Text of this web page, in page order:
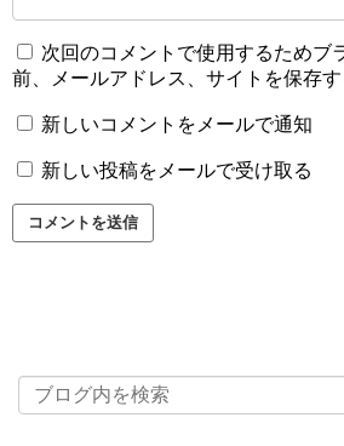
次回のコメントで使用するためブ
前、メールアドレス、サイトを保存す
新しいコメントをメールで通知
新しい投稿をメールで受け取る